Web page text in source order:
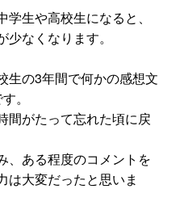
生や高校生になると、
なくなります。
生の3年間で何かの感想文
。
間がたって忘れた頃に戻
、ある程度のコメントを
は大変だったと思いま